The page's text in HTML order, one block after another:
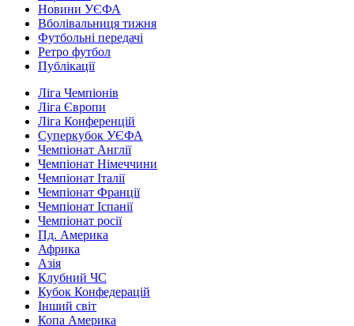
Новини УЄФА
Вболівальниця тижня
Футбольні передачі
Ретро футбол
Публікації
Ліга Чемпіонів
Ліга Європи
Ліга Конференцій
Суперкубок УЄФА
Чемпіонат Англії
Чемпіонат Німеччини
Чемпіонат Італії
Чемпіонат Франції
Чемпіонат Іспанії
Чемпіонат росії
Пд. Америка
Африка
Азія
Клубний ЧС
Кубок Конфедерацій
Інший світ
Копа Америка